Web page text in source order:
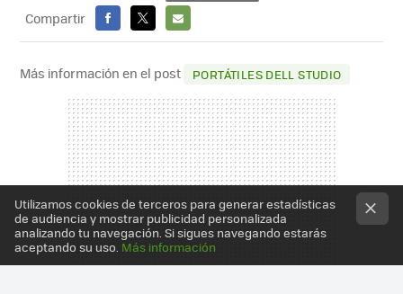
Compartir
FACEBOOK
X
E-
MAIL
Más información en el post PORTÁTILES DELL STUDIO
Utilizamos cookies de terceros para generar estadísticas
de audiencia y mostrar publicidad personalizada
analizando tu navegación. Si sigues navegando estarás
aceptando su uso. Más información